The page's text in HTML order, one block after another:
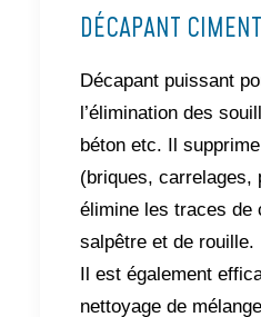
DÉCAPANT CIMENT
Décapant puissant
l’élimination des
béton etc. Il
(briques,
élimine les traces de
salpêtre et de rouille.
Il est également
nettoyage de